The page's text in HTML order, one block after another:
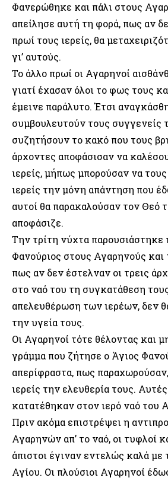
Φανερώθηκε και πάλι στους
απείλησε αυτή τη φορά, πως αν
πρωί τους ιερείς, θα
γι’ αυτούς.
Το άλλο πρωί οι Αγαρηνοί
γιατί έχασαν όλοι το φως τους
έμεινε παράλυτο. Έτσι
συμβουλευτούν τους συγγενείς
συζητήσουν το κακό που τους
άρχοντες αποφάσισαν να
ιερείς, μήπως μπορούσαν να
ιερείς την μόνη απάντηση που
αυτοί θα παρακαλούσαν τον Θεό
αποφάσιζε.
Την τρίτη νύχτα παρουσιάστηκε
Φανούριος στους Αγαρηνούς
πως αν δεν έστελναν οι τρεις
στο ναό του τη συγκατάθεση
απελευθέρωση των ιερέων, δεν
την υγεία τους.
Οι Αγαρηνοί τότε θέλοντας και
γράμμα που ζήτησε ο Άγιος
απερίφραστα, πως
ιερείς την ελευθερία τους.
κατατέθηκαν στον ιερό ναό του
Πριν ακόμα επιστρέψει η
Αγαρηνών απ’ το ναό, οι τυφλοί
άπιστοι έγιναν εντελώς καλά με
Αγίου. Οι πλούσιοι Αγαρηνοί